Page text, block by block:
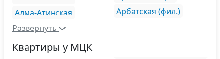
Алма-Атинская
Арбатская (фил.)
Развернуть
Квартиры у МЦК